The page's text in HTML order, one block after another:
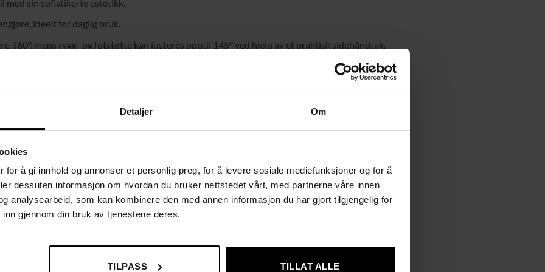
Detaljer Om
for å gi innhold og annonser et personlig preg, for å levere sosiale mediefunksjoner og for å
dessuten informasjon om hvordan du bruker nettstedet vårt, med partnerne våre innen
analysearbeid, som kan kombinere den med annen informasjon du har gjort tilgjengelig for
gjennom din bruk av tjenestene deres.
TILPASS TILLAT ALLE
med sin sofistikerte estetikk.
ideelt for daglig bruk.
360°, mens rygg- og fotstøtte kan justeres opptil 145° ved hjelp av et praktisk sidehåndtak.
mindre rom uten å gå på kompromiss med komforten.
og langvarig holdbarhet.
og kan ikke låses helt i liggende posisjon.